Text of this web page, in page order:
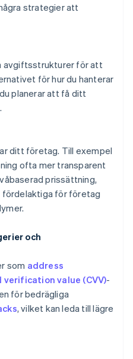
strategier att
avgiftsstrukturer för att
för hur du hanterar
planerar att få ditt
ditt företag. Till exempel
ofta mer transparent
prissättning,
fördelaktiga för företag
och
som address
verification value (CVV)-
för bedrägliga
, vilket kan leda till lägre